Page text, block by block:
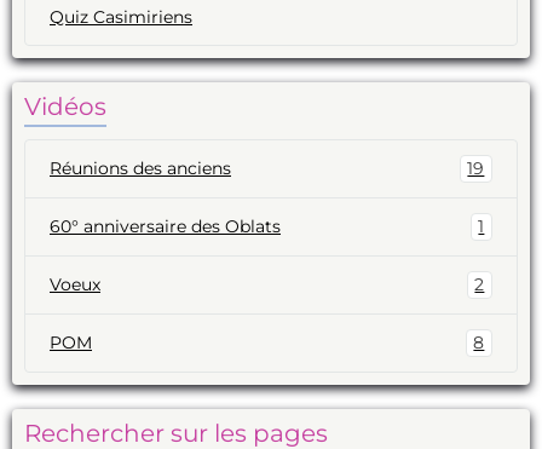
Quiz Casimiriens
Vidéos
Réunions des anciens 19
60° anniversaire des Oblats 1
Voeux 2
POM 8
Rechercher sur les pages